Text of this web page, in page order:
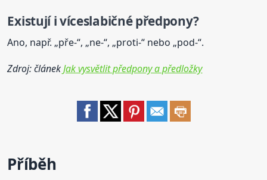
Existují i víceslabičnépředpony?
Ano, např. „pře-“, „ne-“, „proti-“ nebo „pod-“.
Zdroj: článekJak vysvětlit předpony a předložky
Příběh